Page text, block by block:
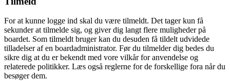
For at kunne logge ind skal du være tilmeldt. Det tager kun få
sekunder at tilmelde sig, og giver dig langt flere muligheder på
boardet. Som tilmeldt bruger kan du desuden få tildelt udvidede
tilladelser af en boardadministrator. Før du tilmelder dig bedes du
sikre dig at du er bekendt med vore vilkår for anvendelse og
relaterede politikker. Læs også reglerne for de forskellige fora når du
besøger dem.